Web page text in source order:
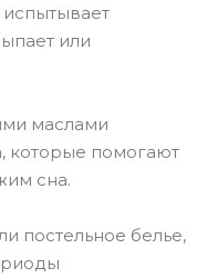
или
маслами
которые помогают
сна.
постельное белье,